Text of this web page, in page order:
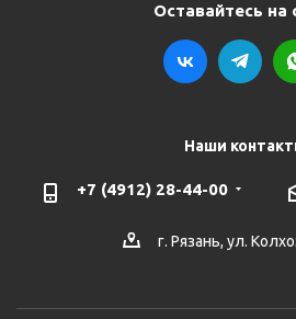
Оставайтесь на
Наши
+7 (4912) 28-44-00
г. Рязань, ул.